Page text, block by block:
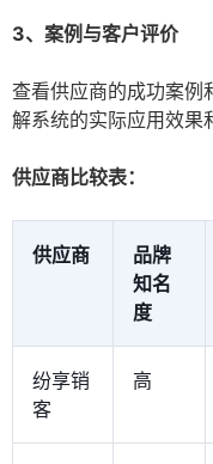
3、案例与客户评价
查看供应商的成功案例
解系统的实际应用效果
供应商比较表：
供应商
品牌
知名
度
纷享销
客
高